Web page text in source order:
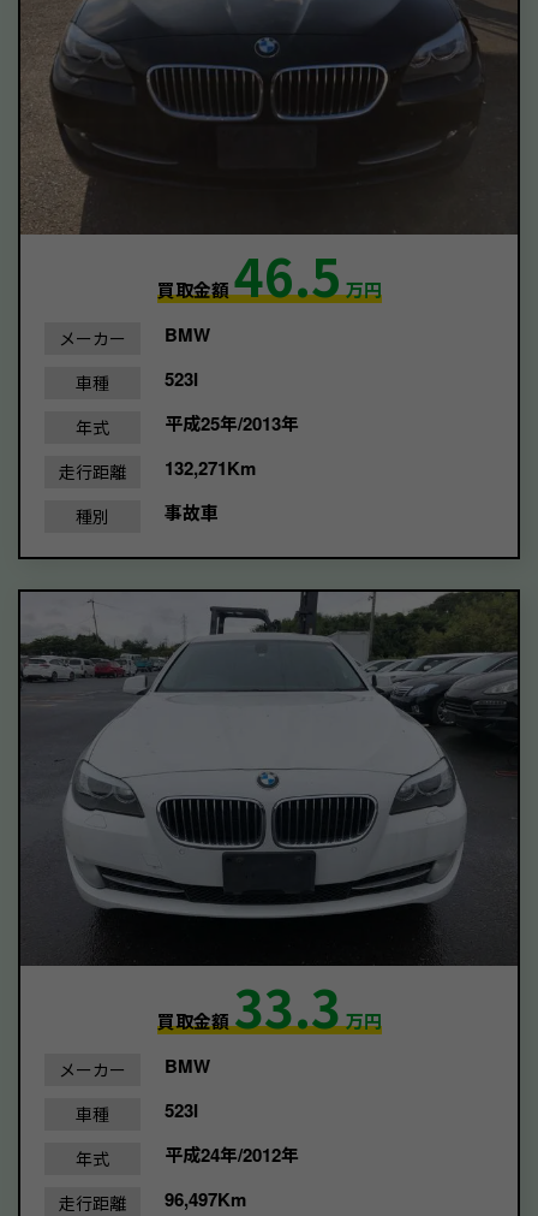
買取金額46.5万円
メーカー BMW
車種 523I
年式 平成25年/2013年
走行距離 132,271Km
種別 事故車
買取金額33.3万円
メーカー BMW
車種 523I
年式 平成24年/2012年
走行距離 96,497Km